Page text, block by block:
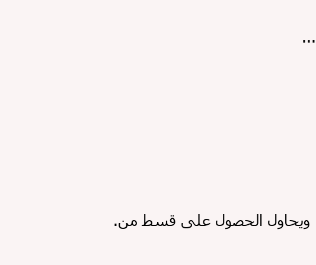
.فيبدأ باستخدام المسكنات أو جلسات التدليك أو الكمادات الدافئة، ويحاول الحصول على قسط من